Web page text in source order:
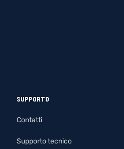
SUPPORTO
Contatti
Supporto tecnico